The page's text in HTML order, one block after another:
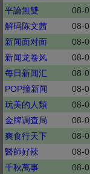
平論無雙
08-
解码陈文茜
08-
新闻面对面
08-
新闻龙卷风
08-
每日新闻汇
08-
POP撞新闻
08-
玩美的人類
08-
金牌调查局
08-
爽食行天下
08-
醫師好辣
08-
千秋萬事
08-